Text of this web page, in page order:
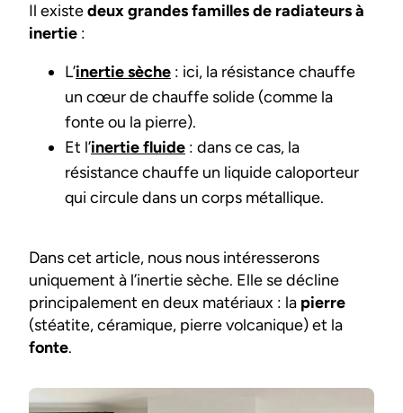
Il existedeux grandes familles de radiateurs à
inertie :
L’inertie sèche : ici, la résistance chauffe
un cœur de chauffe solide (comme la
fonte ou la pierre).
Et l’inertie fluide : dans ce cas, la
résistance chauffe un liquide caloporteur
qui circule dans un corps métallique.
Dans cet article, nous nous intéresserons
uniquement à l’inertie sèche. Elle se décline
principalement en deux matériaux : la pierre
(stéatite, céramique, pierre volcanique) et la
fonte.